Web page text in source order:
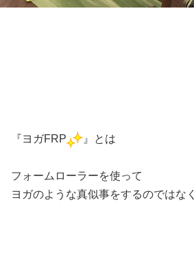
『ヨガFRP 』とは
フォームローラーを使って
ヨガのような真似事をするのではなく